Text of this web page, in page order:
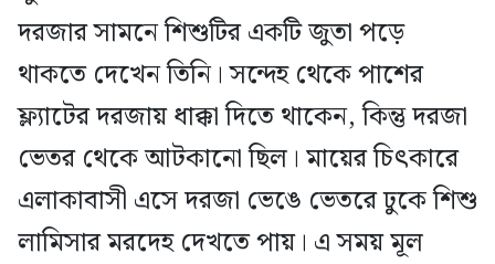
দরজার সামনে শিশুটির একটি জুতা পড়ে
থাকতে দেখেন তিনি। সন্দেহ থেকে পাশের
ফ্ল্যাটের দরজায় ধাক্কা দিতে থাকেন, কিন্তু দরজা
ভেতর থেকে আটকানো ছিল। মায়ের চিৎকারে
এলাকাবাসী এসে দরজা ভেঙে ভেতরে ঢুকে শিশু
লামিসার মরদেহ দেখতে পায়। এ সময় মূল